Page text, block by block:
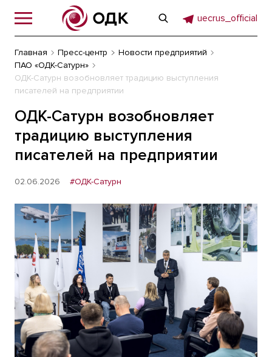
uecrus_official
Главная Пресс-центр
Новости предприятий
ПАО «ОДК-Сатурн»
ОДК-Сатурн возобновляет традицию выступления
писателей на предприятии
ОДК-Сатурн возобновляет
традицию выступления
писателей на предприятии
02.06.2026 #ОДК-Сатурн